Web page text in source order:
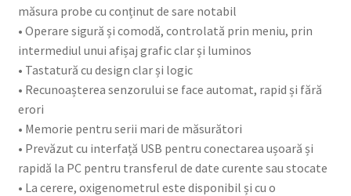
măsura probe cu conținut de sare notabil
• Operare sigură și comodă, controlată prin meniu, prin
intermediul unui afișaj grafic clar și luminos
• Tastatură cu design clar și logic
• Recunoașterea senzorului se face automat, rapid și fără
erori
• Memorie pentru serii mari de măsurători
• Prevăzut cu interfață USB pentru conectarea ușoară și
rapidă la PC pentru transferul de date curente sau stocate
• La cerere, oxigenometrul este disponibil și cu o